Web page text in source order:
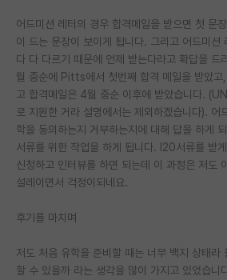
어드미션 레터의 경우 합격메일을 받으면 첫 문
이 드는 문장이 보이게 됩니다. 그리고 어드미션
다 다 다르기 때문에 언제 받는다라고 확답을 드
월 중순에 Pitts에서 첫번째 합격 메일을 받았
고 합격메일은 4월 중순 이후에 받았습니다.
로 지원한 거라 설명에서는 제외하겠습니다). 어
학을 동의하는지 거부하는지에 대해 답을 하게
서류를 위한 작업을 하게 됩니다. I20서류를 받
신청하고 인터뷰를 하면 되는데 이 과정은 저도
설레이면서 걱정이되네요.
후기를 마치며
저도 처음 유학을 준비할 때는 너무 백지 상태라
할 수 있을까 라는 생각을 많이 가지고 있었습니